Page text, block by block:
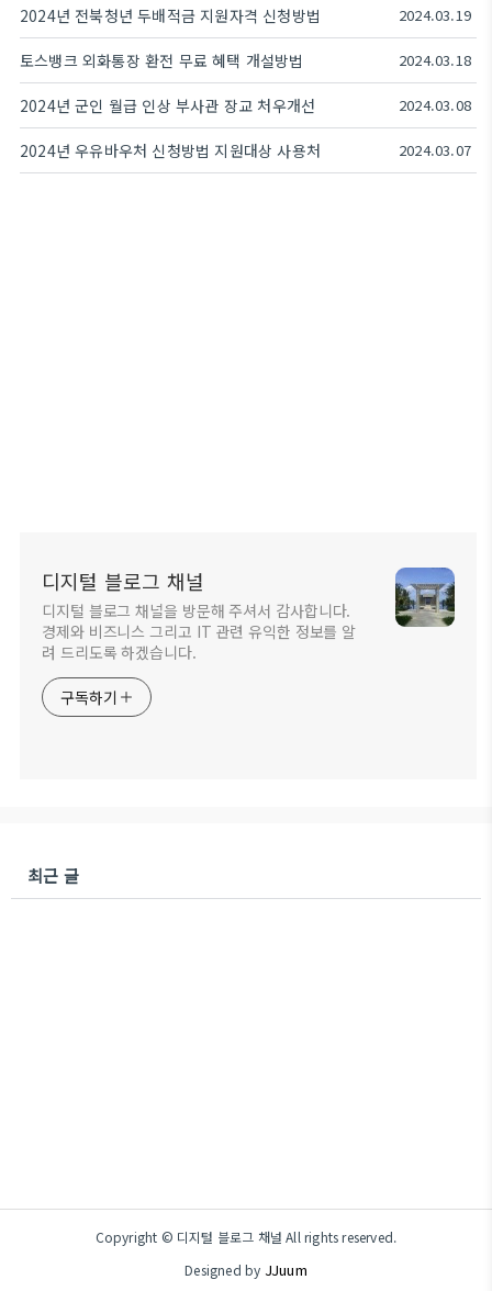
2024년 전북청년 두배적금 지원자격 신청방법 2024.03.19
토스뱅크 외화통장 환전 무료 혜택 개설방법 2024.03.18
2024년 군인 월급 인상 부사관 장교 처우개선 2024.03.08
2024년 우유바우처 신청방법 지원대상 사용처 2024.03.07
디지털 블로그 채널
디지털 블로그 채널을 방문해 주셔서 감사합니다.
경제와 비즈니스 그리고 IT 관련 유익한 정보를 알
려 드리도록 하겠습니다.
구독하기
최근 글
Copyright © 디지털 블로그 채널 All rights reserved.
Designed by JJuum